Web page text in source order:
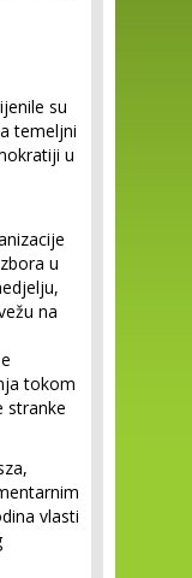
su
temeljni
u
u
na
tokom
stranke
vlasti